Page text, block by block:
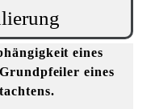
eines
eines